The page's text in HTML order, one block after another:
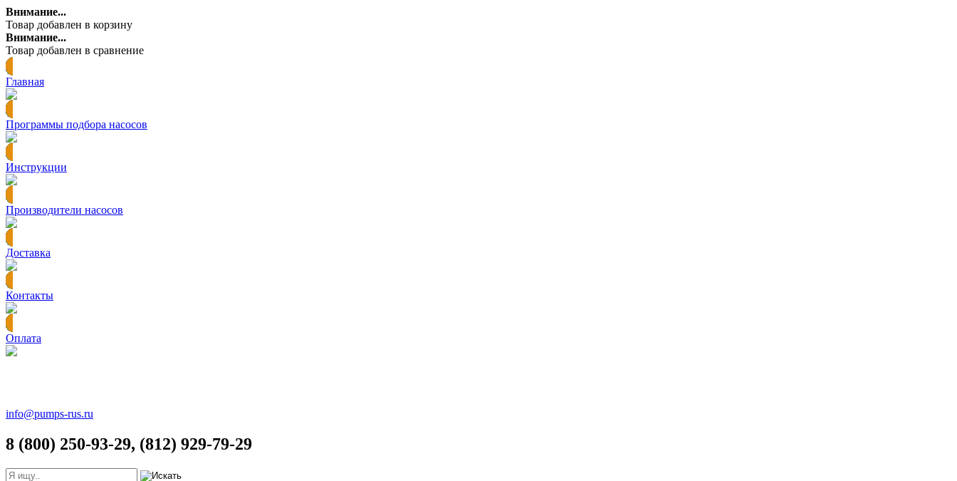
Внимание...
Товар добавлен в корзину
Внимание...
Товар добавлен в сравнение
Главная
Программы подбора насосов
Инструкции
Производители насосов
Доставка
Контакты
Оплата
info@pumps-rus.ru
8 (800) 250-93-29, (812) 929-79-29